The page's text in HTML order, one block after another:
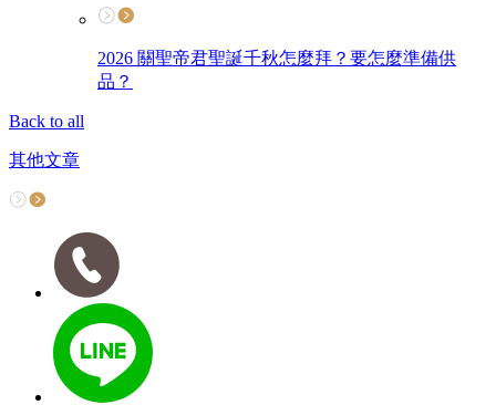
2026 關聖帝君聖誕千秋怎麼拜？要怎麼準備供
品？
Back to all
其他文章